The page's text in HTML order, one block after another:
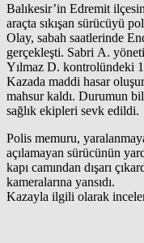
Balıkesir’in Edremit
araçta sıkışan sürücüyü
Olay, sabah saatlerinde
gerçekleşti. Sabri A.
Yılmaz D. kontrolündeki
Kazada maddi hasar
mahsur kaldı. Durumun
sağlık ekipleri sevk edildi.
Polis memuru,
açılamayan sürücünün
kapı camından dışarı
kameralarına yansıdı.
Kazayla ilgili olarak